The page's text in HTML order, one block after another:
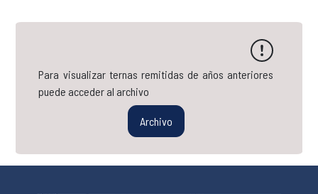
Para visualizar ternas remitidas de años anteriores
puede acceder al archivo
Archivo